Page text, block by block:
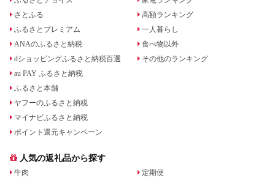
さとふる
ふるさとプレミアム
ANAのふるさと納税
dショッピングふるさと納税百選
au PAY ふるさと納税
ふるさと本舗
ヤフーのふるさと納税
マイナビふるさと納税
ポイント還元キャンペーン
高額ランキング
一人暮らし
食べ物以外
その他のランキング
人気の返礼品から探す
牛肉
定期便